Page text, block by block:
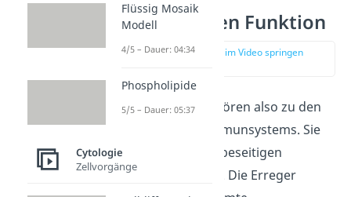
Makrophagen Funktion
zur Stelle im Video springen
Makrophagen gehören also zu den
Fresszellen des Immunsystems. Sie
identifizieren und beseitigen
Krankheitserreger. Die Erreger
Flüssig Mosaik
Modell
4/5 – Dauer: 04:34
Phospholipide
5/5 – Dauer: 05:37
Cytologie
Zellvorgänge